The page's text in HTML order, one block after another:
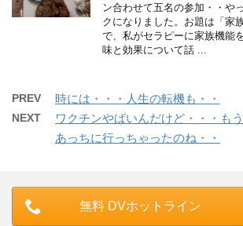
ン合わせて五名の参加・・や
クになりました。お題は「家
で、私がセラピーに家族機能
味と効果について話 ...
PREV 時には・・・人生の転機も・・
NEXT
ワクチンやばいんだけど・・・も
あっちに行っちゃったのね・・
無料 DVホットライン